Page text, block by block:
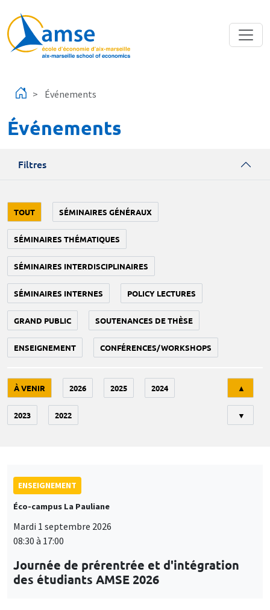
Événements
Événements
Filtres
TOUT SÉMINAIRES GÉNÉRAUX
SÉMINAIRES THÉMATIQUES
SÉMINAIRES INTERDISCIPLINAIRES
SÉMINAIRES INTERNES POLICY LECTURES
GRAND PUBLIC SOUTENANCES DE THÈSE
ENSEIGNEMENT CONFÉRENCES/WORKSHOPS
À VENIR 2026 2025 2024
2023 2022
▲
▼
ENSEIGNEMENT
Éco-campus La Pauliane
Mardi 1 septembre 2026
08:30 à 17:00
Journée de prérentrée et d'intégration
des étudiants AMSE 2026